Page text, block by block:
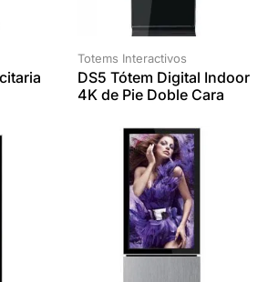
Totems Interactivos
DS5 Tótem Digital Indoor
4K de Pie Doble Cara